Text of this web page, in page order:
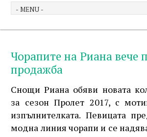
Чорапите на Риана вече
продажба
Снощи Риана обяви новата
за сезон Пролет 2017, с
изпълнителката. Певицата
модна линия чорапи и се